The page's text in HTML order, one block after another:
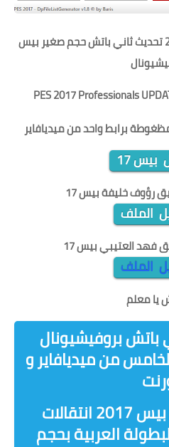
تحديث ثاني باتش ات بيس 2017 تحديث ثاني باتش حجم صغير بيس
PES 2017 Professionals
17
رؤوف خليفة بيس 17
الملف
فهد العتيبي بيس 17
الملف
يا معلم
بروفيشيونال
الخامس من ميديافاير و
تحديث ثاني باتش بيس 2017 انتقالات
العربية بحجم